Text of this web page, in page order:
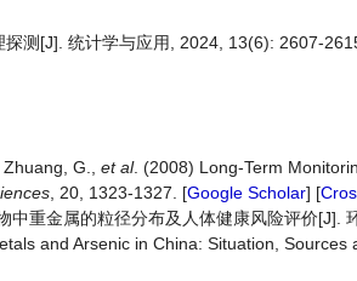
探测[J]. 统计学与应用, 2024, 13(6): 2607-
G., et al. (2008) Long-Term
, 20, 1323-1327. [Google Scholar] [
重金属的粒径分布及人体健康风险评价[J].
and Arsenic in China: Situation, Sources